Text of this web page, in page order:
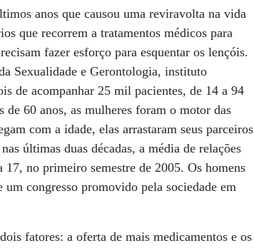
anos que causou uma reviravolta na vida
que recorrem a tratamentos médicos para
fazer esforço para esquentar os lençóis.
Sexualidade e Gerontologia, instituto
de acompanhar 25 mil pacientes, de 14 a 94
de 60 anos, as mulheres foram o motor das
com a idade, elas arrastaram seus parceiros
últimas duas décadas, a média de relações
no primeiro semestre de 2005. Os homens
um congresso promovido pela sociedade em
fatores: a oferta de mais medicamentos e os